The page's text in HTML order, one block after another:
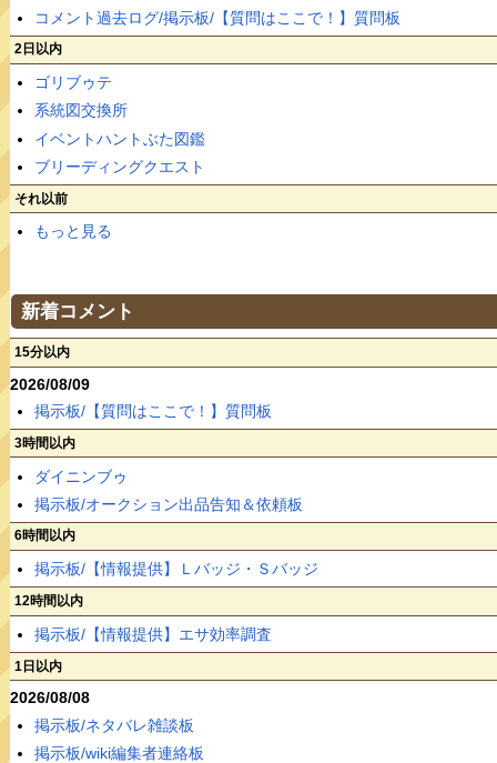
コメント過去ログ/掲示板/【質問はここで！】質問板
2日以内
ゴリブゥテ
系統図交換所
イベントハントぶた図鑑
ブリーディングクエスト
それ以前
もっと見る
新着コメント
15分以内
2026/08/09
掲示板/【質問はここで！】質問板
3時間以内
ダイニンブゥ
掲示板/オークション出品告知＆依頼板
6時間以内
掲示板/【情報提供】Ｌバッジ・Ｓバッジ
12時間以内
掲示板/【情報提供】エサ効率調査
1日以内
2026/08/08
掲示板/ネタバレ雑談板
掲示板/wiki編集者連絡板